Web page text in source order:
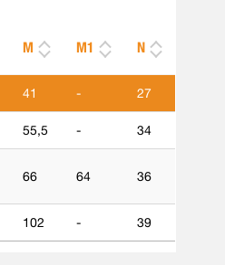
M M1 N
41 - 27
55,5 - 34
66 64 36
102 - 39